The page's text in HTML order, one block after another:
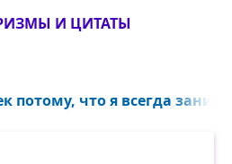
И ЦИТАТЫ
потому, что я всегда